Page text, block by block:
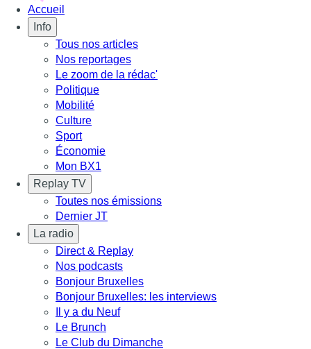
Accueil
Info
Tous nos articles
Nos reportages
Le zoom de la rédac'
Politique
Mobilité
Culture
Sport
Économie
Mon BX1
Replay TV
Toutes nos émissions
Dernier JT
La radio
Direct & Replay
Nos podcasts
Bonjour Bruxelles
Bonjour Bruxelles: les interviews
Il y a du Neuf
Le Brunch
Le Club du Dimanche